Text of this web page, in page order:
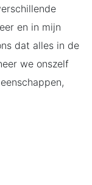
en in mijn
dat alles in de
we onszelf